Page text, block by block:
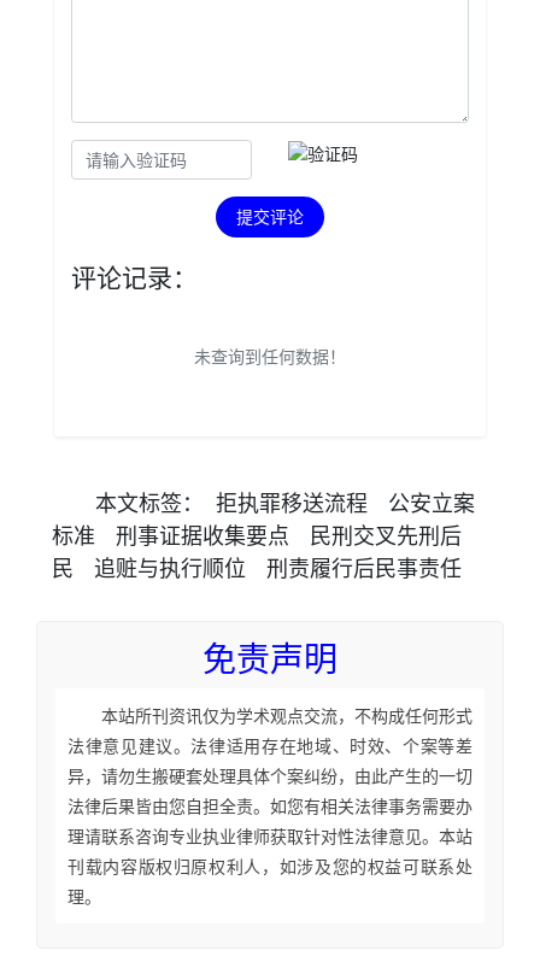
提交评论
评论记录：
未查询到任何数据！
本文标签： 拒执罪移送流程
公安立案
标准
刑事证据收集要点
民刑交叉先刑后
民
追赃与执行顺位 刑责履行后民事责任
免责声明
本站所刊资讯仅为学术观点交流，不构成任何形式
法律意见建议。法律适用存在地域、时效、个案等差
异，请勿生搬硬套处理具体个案纠纷，由此产生的一切
法律后果皆由您自担全责。如您有相关法律事务需要办
理请联系咨询专业执业律师获取针对性法律意见。本站
刊载内容版权归原权利人，如涉及您的权益可联系处
理。